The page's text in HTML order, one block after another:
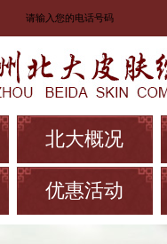
北大概况
优惠活动